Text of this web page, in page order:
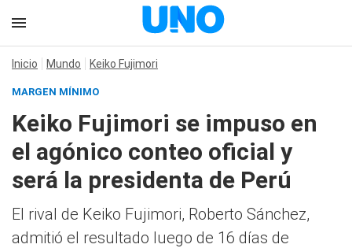
Inicio Mundo Keiko Fujimori
MARGEN MÍNIMO
Keiko Fujimori se impuso en
el agónico conteo oficial y
será la presidenta de Perú
El rival de Keiko Fujimori, Roberto Sánchez,
admitió el resultado luego de 16 días de